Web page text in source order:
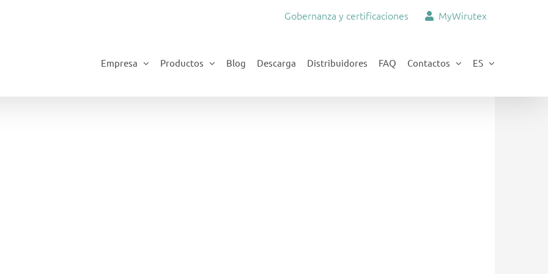
Gobernanza y certificaciones MyWirutex
Empresa Productos Blog Descarga Distribuidores FAQ Contactos ES